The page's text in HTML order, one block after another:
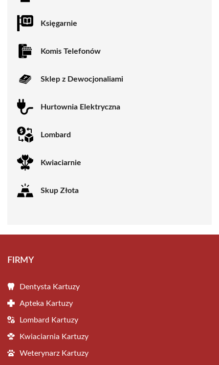
Księgarnie
Komis Telefonów
Sklep z Dewocjonaliami
Hurtownia Elektryczna
Lombard
Kwiaciarnie
Skup Złota
FIRMY
Dentysta Kartuzy
Apteka Kartuzy
Lombard Kartuzy
Kwiaciarnia Kartuzy
Weterynarz Kartuzy